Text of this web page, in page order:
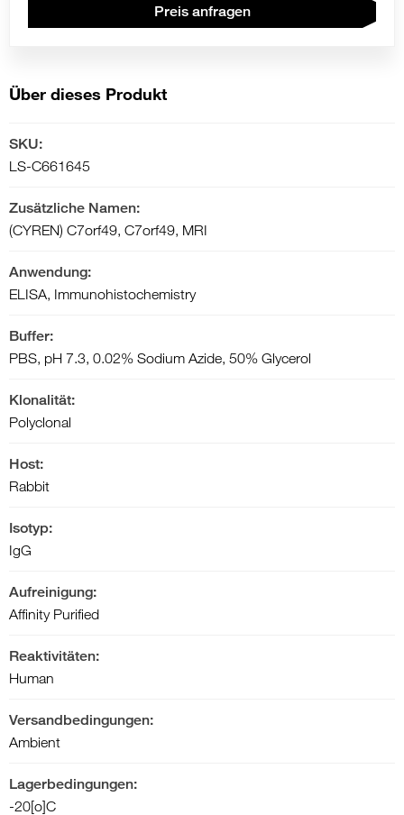
Preis anfragen
Über dieses Produkt
SKU:
LS-C661645
Zusätzliche Namen:
(CYREN) C7orf49, C7orf49, MRI
Anwendung:
ELISA, Immunohistochemistry
Buffer:
PBS, pH 7.3, 0.02% Sodium Azide, 50% Glycerol
Klonalität:
Polyclonal
Host:
Rabbit
Isotyp:
IgG
Aufreinigung:
Affinity Purified
Reaktivitäten:
Human
Versandbedingungen:
Ambient
Lagerbedingungen:
-20[o]C